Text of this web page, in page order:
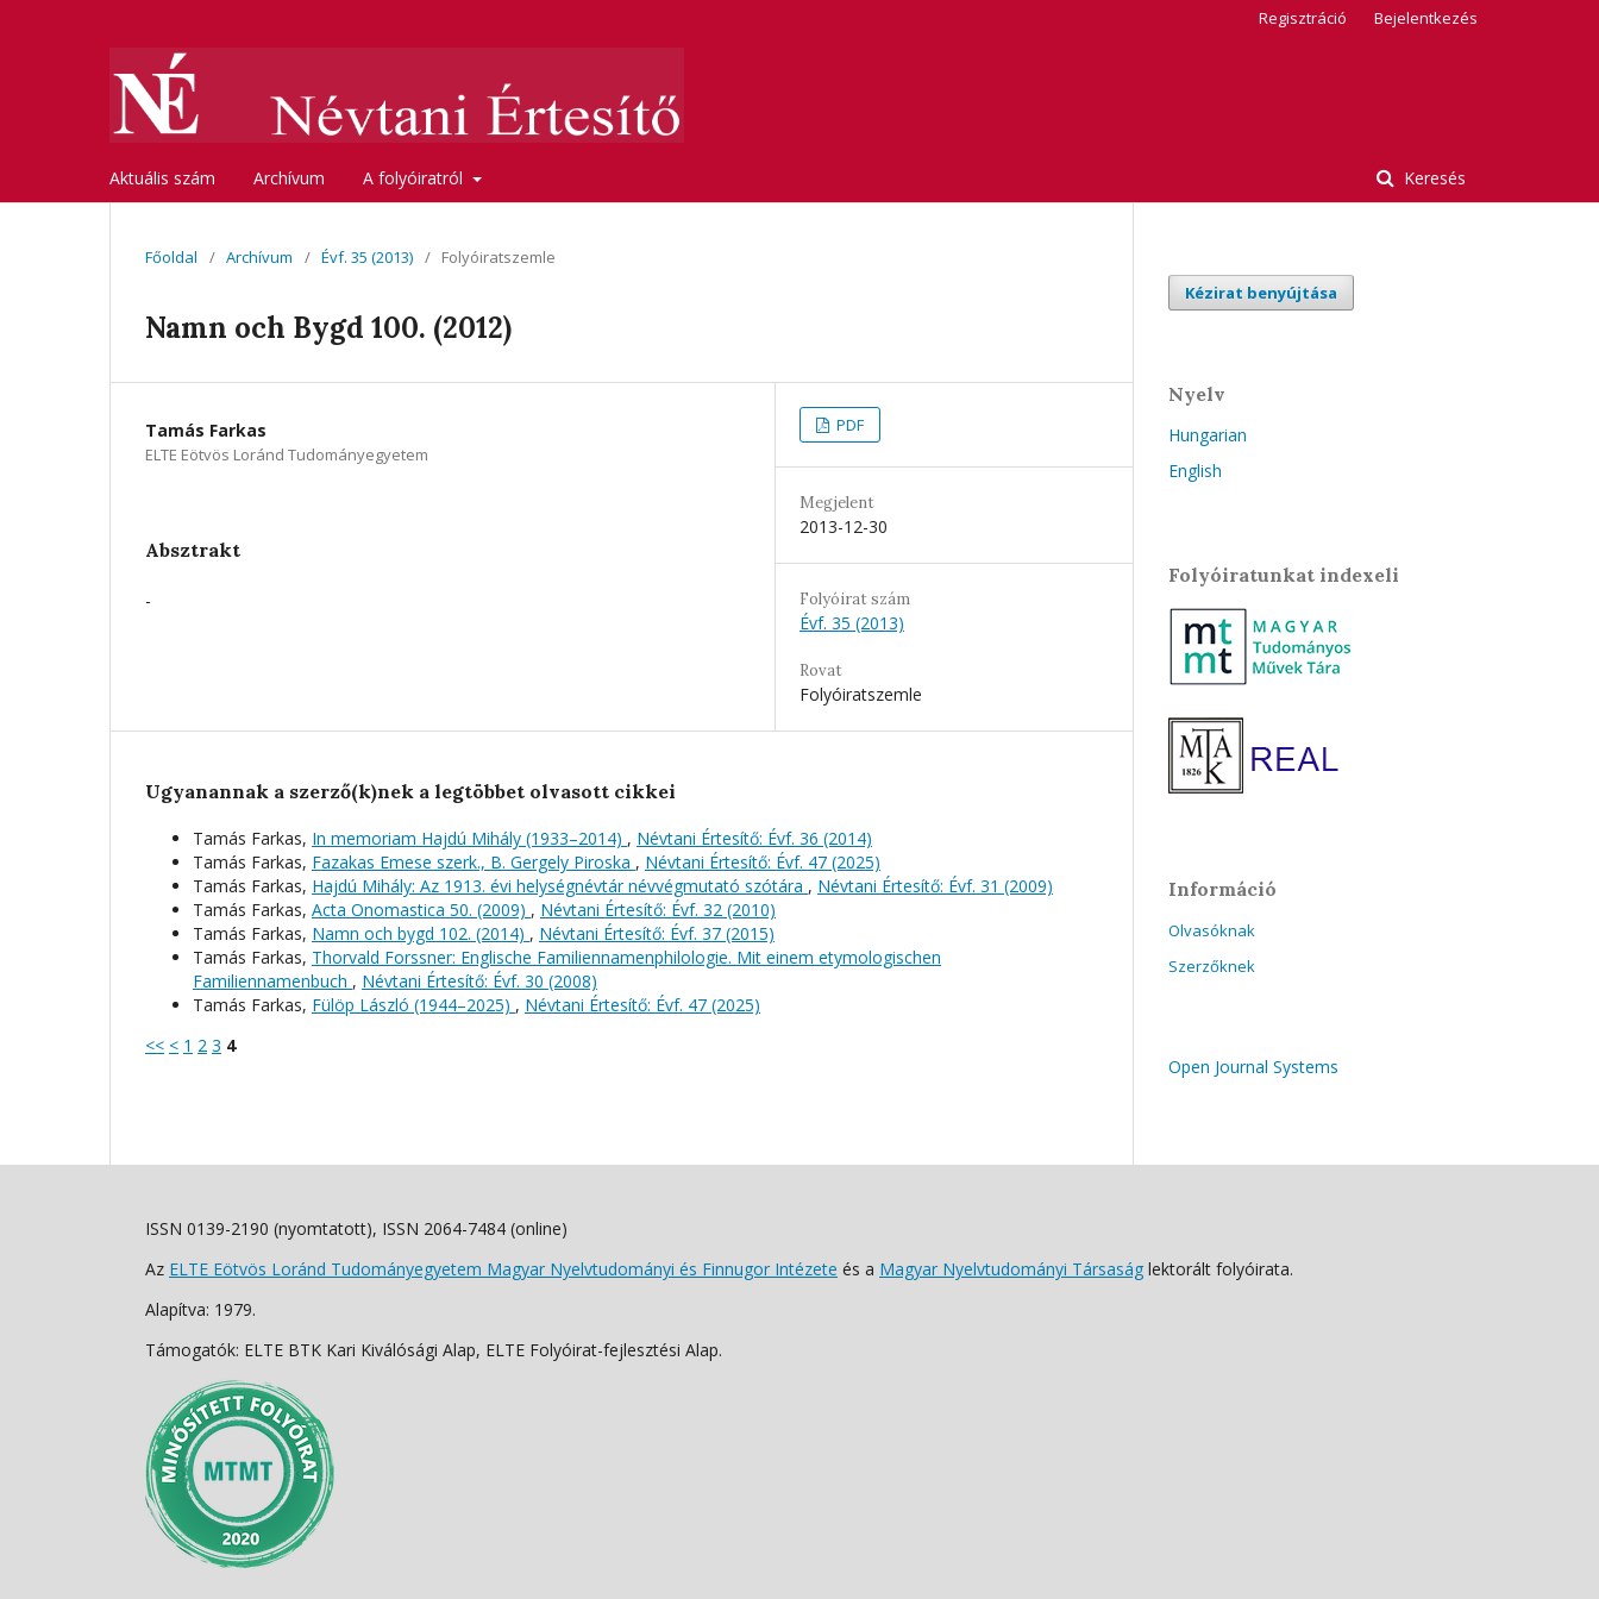
Aktuális szám Archívum A folyóiratról Keresés
Regisztráció Bejelentkezés
Főoldal / Archívum / Évf. 35 (2013) / Folyóiratszemle
Namn och Bygd 100. (2012)
Tamás Farkas
ELTE Eötvös Loránd Tudományegyetem
Absztrakt
-
PDF
Megjelent
2013-12-30
Folyóirat szám
Évf. 35 (2013)
Rovat
Folyóiratszemle
Ugyanannak a szerző(k)nek a legtöbbet olvasott cikkei
Tamás Farkas, In memoriam Hajdú Mihály (1933–2014) , Névtani Értesítő: Évf. 36 (2014)
Tamás Farkas, Fazakas Emese szerk., B. Gergely Piroska , Névtani Értesítő: Évf. 47 (2025)
Tamás Farkas, Hajdú Mihály: Az 1913. évi helységnévtár névvégmutató szótára , Névtani Értesítő: Évf. 31 (2009)
Tamás Farkas, Acta Onomastica 50. (2009) , Névtani Értesítő: Évf. 32 (2010)
Tamás Farkas, Namn och bygd 102. (2014) , Névtani Értesítő: Évf. 37 (2015)
Tamás Farkas, Thorvald Forssner: Englische Familiennamenphilologie. Mit einem etymologischen
Familiennamenbuch , Névtani Értesítő: Évf. 30 (2008)
Tamás Farkas, Fülöp László (1944–2025) , Névtani Értesítő: Évf. 47 (2025)
<< < 1 2 3 4
Kézirat benyújtása
Nyelv
Hungarian
English
Folyóiratunkat indexeli
Információ
Olvasóknak
Szerzőknek
Open Journal Systems
ISSN 0139-2190 (nyomtatott), ISSN 2064-7484 (online)
Az ELTE Eötvös Loránd Tudományegyetem Magyar Nyelvtudományi és Finnugor Intézete és a Magyar Nyelvtudományi Társaság lektorált folyóirata.
Alapítva: 1979.
Támogatók: ELTE BTK Kari Kiválósági Alap, ELTE Folyóirat-fejlesztési Alap.